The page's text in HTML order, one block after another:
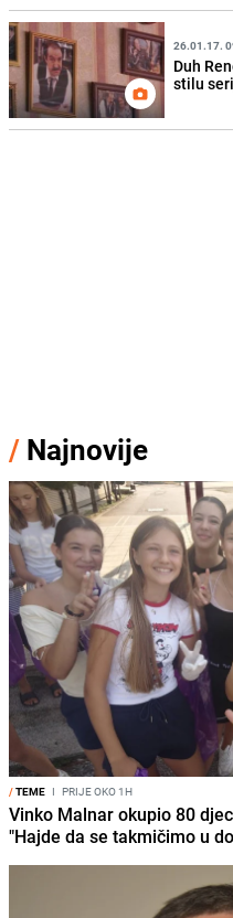
26.01.17.
Duh
stilu
/ Najnovije
/TEME I PRIJE OKO 1H
Vinko Malnar okupio 80
"Hajde da se takmičimo u